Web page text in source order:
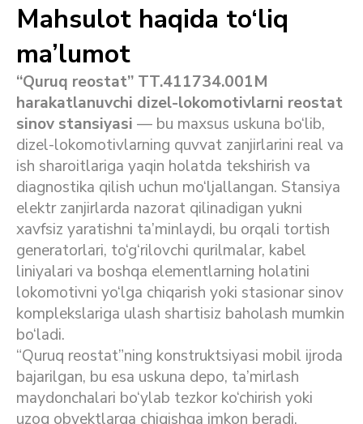
Mahsulot haqida to‘liq
ma’lumot
“Quruq reostat” TT.411734.001M
harakatlanuvchi dizel-lokomotivlarni reostat
sinov stansiyasi — bu maxsus uskuna bo‘lib,
dizel-lokomotivlarning quvvat zanjirlarini real va
ish sharoitlariga yaqin holatda tekshirish va
diagnostika qilish uchun mo‘ljallangan. Stansiya
elektr zanjirlarda nazorat qilinadigan yukni
xavfsiz yaratishni ta’minlaydi, bu orqali tortish
generatorlari, to‘g‘rilovchi qurilmalar, kabel
liniyalari va boshqa elementlarning holatini
lokomotivni yo‘lga chiqarish yoki stasionar sinov
komplekslariga ulash shartisiz baholash mumkin
bo‘ladi.
“Quruq reostat”ning konstruktsiyasi mobil ijroda
bajarilgan, bu esa uskuna depo, ta’mirlash
maydonchalari bo‘ylab tezkor ko‘chirish yoki
uzoq obyektlarga chiqishga imkon beradi.